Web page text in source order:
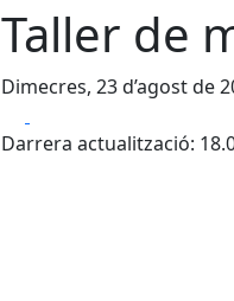
Taller de
Dimecres, 23 d’agost de
Darrera actualització: